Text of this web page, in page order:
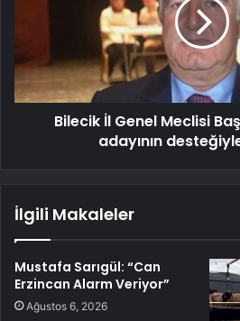
Bilecik İl Genel Meclisi
adayının
İlgili Makaleler
Mustafa Sarıgül: “Can
Erzincan Alarm Veriyor”
Ağustos 6, 2026